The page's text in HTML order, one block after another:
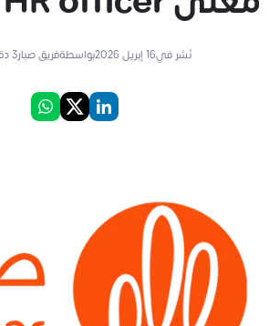
نُشر في16 إبريل 2026 بواسطةفريق صبار3